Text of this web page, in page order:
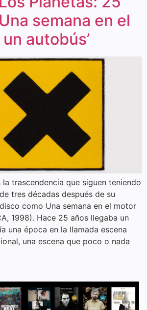
semana en el
autobús’
trascendencia que siguen teniendo
tres décadas después de su
como Una semana en el motor
1998). Hace 25 años llegaba un
una época en la llamada escena
una escena que poco o nada